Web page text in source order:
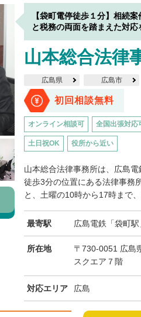
【袋町電停徒歩１分】相続
と税務の両面を踏まえた対応
山本総合法律
広島県 広島市
初回相談無料
オンライン相談可 全国出張対応
土日祝OK 役所から近い
山本総合法律事務所は、広島電
徒歩3分の位置にある法律事務
と、土曜の10時から17時まで
最寄駅 広島電鉄「袋町
所在地
〒730-0051 広島
スクエア７階
対応エリア 広島